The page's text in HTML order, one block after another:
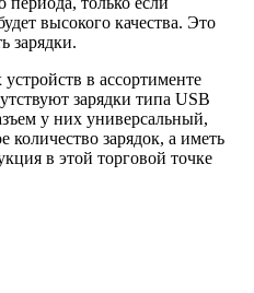
высокого качества. Это
зарядки.
в ассортименте
зарядки типа USB
у них универсальный,
зарядок, а иметь
в этой торговой точке